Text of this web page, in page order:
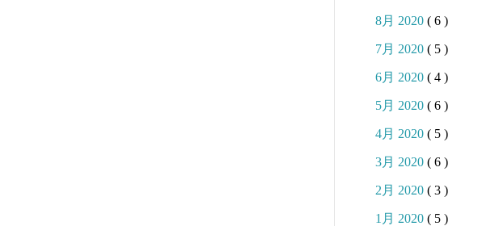
8月 2020 ( 6 )
7月 2020 ( 5 )
6月 2020 ( 4 )
5月 2020 ( 6 )
4月 2020 ( 5 )
3月 2020 ( 6 )
2月 2020 ( 3 )
1月 2020 ( 5 )